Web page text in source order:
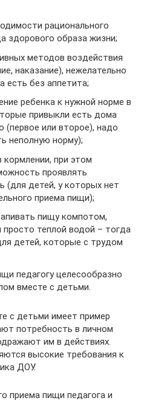
рационального
здорового образа жизни;
методов воздействия
наказание), нежелательно
есть без аппетита;
ребенка к нужной норме в
привыкли есть дома
или второе), надо
неполную норму);
при этом
проявлять
(для детей, у которых нет
приема пищи);
пищу компотом,
просто теплой водой – тогда
детей, которые с трудом
педагогу целесообразно
вместе с детьми.
с детьми имеет пример
потребность в личном
им в действиях.
высокие требования к
ДОУ.
приема пищи педагога и